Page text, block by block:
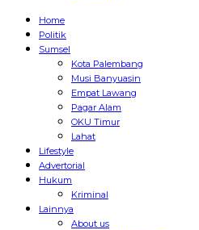
Home
Politik
Sumsel
Kota Palembang
Musi Banyuasin
Empat Lawang
Pagar Alam
OKU Timur
Lahat
Lifestyle
Advertorial
Hukum
Kriminal
Lainnya
About us